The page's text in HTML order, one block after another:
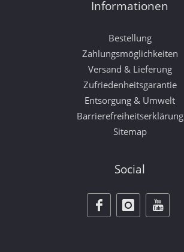
Informationen
Bestellung
Zahlungsmöglichkeiten
Versand & Lieferung
Zufriedenheitsgarantie
Entsorgung & Umwelt
Barrierefreiheitserklärung
Sitemap
Social